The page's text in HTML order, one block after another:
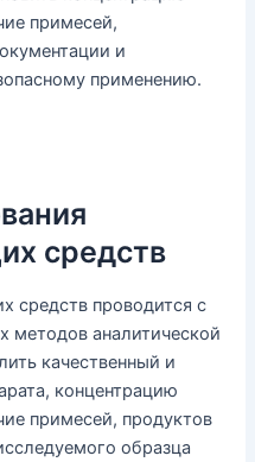
примесей,
и
применению.
средств
средств проводится с
методов аналитической
качественный и
концентрацию
примесей, продуктов
образца